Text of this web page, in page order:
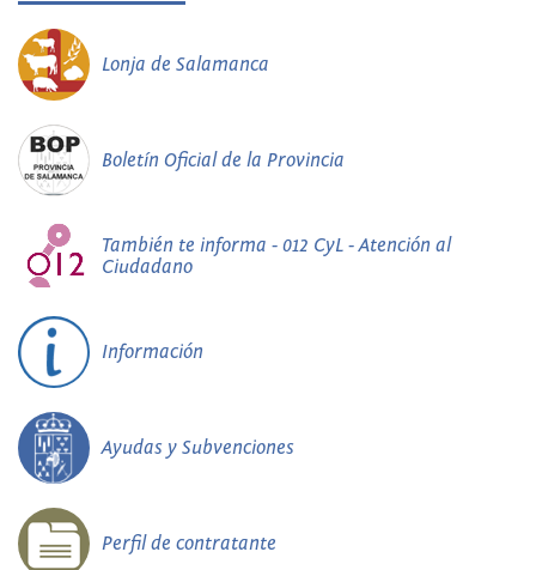
Lonja de Salamanca
Boletín Oficial de la Provincia
También te informa - 012 CyL - Atención al
Ciudadano
Información
Ayudas y Subvenciones
Perfil de contratante